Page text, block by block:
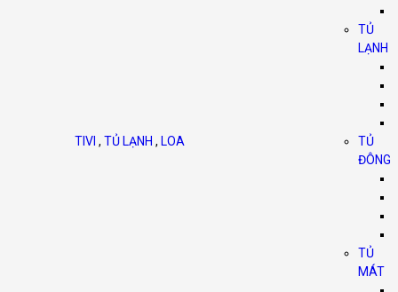
TIVI,TỦ LẠNH, LOA
TỦ
LẠNH
TỦ
ĐÔNG
TỦ
MÁT